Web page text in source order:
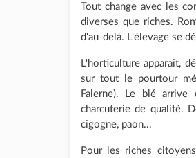
Tout change avec les
diverses que riches.
d'au-delà. L'élevage se
L'horticulture apparaît,
sur tout le pourtour
Falerne). Le blé arrive
charcuterie de qualité.
cigogne, paon...
Pour les riches